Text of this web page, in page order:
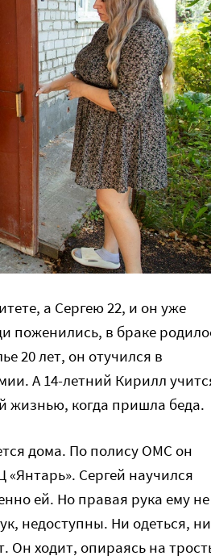
а Сергею 22, и он уже
поженились, в браке
20 лет, он отучился в
А 14-летний Кирилл
жизнью, когда пришла беда.
дома. По полису ОМС он
Сергей научился
ей. Но правая рука ему не
недоступны. Ни одеться, ни
Он ходит, опираясь на